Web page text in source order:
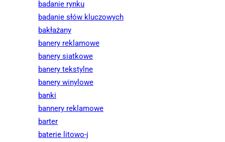
badanie rynku
badanie słów kluczowych
bakłażany
banery reklamowe
banery siatkowe
banery tekstylne
banery winylowe
banki
bannery reklamowe
barter
baterie litowo-j